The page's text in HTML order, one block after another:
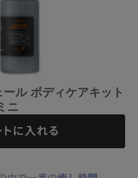
ル ボディケアキット
ニ